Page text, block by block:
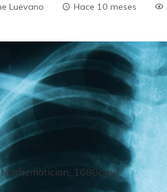
Luevano Hace 10 meses